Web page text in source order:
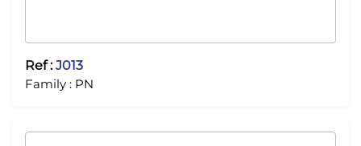
Ref :J013
Family : PN